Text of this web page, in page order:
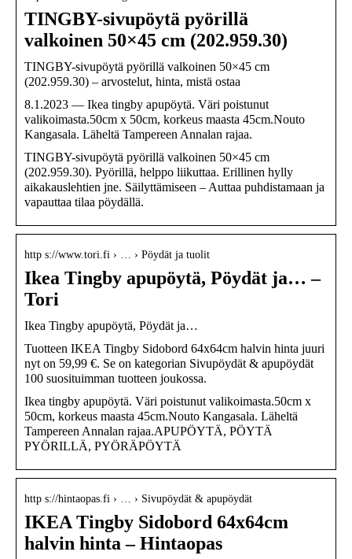
TINGBY-sivupöytä pyörillä
valkoinen 50×45 cm (202.959.30)
TINGBY-sivupöytä pyörillä valkoinen 50×45 cm
(202.959.30) – arvostelut, hinta, mistä ostaa
8.1.2023 — Ikea tingby apupöytä. Väri poistunut
valikoimasta.50cm x 50cm, korkeus maasta 45cm.Nouto
Kangasala. Läheltä Tampereen Annalan rajaa.
TINGBY-sivupöytä pyörillä valkoinen 50×45 cm
(202.959.30). Pyörillä, helppo liikuttaa. Erillinen hylly
aikakauslehtien jne. Säilyttämiseen – Auttaa puhdistamaan ja
vapauttaa tilaa pöydällä.
http s://www.tori.fi › … › Pöydät ja tuolit
Ikea Tingby apupöytä, Pöydät ja… –
Tori
Ikea Tingby apupöytä, Pöydät ja…
Tuotteen IKEA Tingby Sidobord 64x64cm halvin hinta juuri
nyt on 59,99 €. Se on kategorian Sivupöydät & apupöydät
100 suosituimman tuotteen joukossa.
Ikea tingby apupöytä. Väri poistunut valikoimasta.50cm x
50cm, korkeus maasta 45cm.Nouto Kangasala. Läheltä
Tampereen Annalan rajaa.APUPÖYTÄ, PÖYTÄ
PYÖRILLÄ, PYÖRÄPÖYTÄ
http s://hintaopas.fi › … › Sivupöydät & apupöydät
IKEA Tingby Sidobord 64x64cm
halvin hinta – Hintaopas